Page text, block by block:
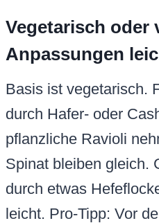
Vegetarisch oder
Anpassungen
Basis ist vegetarisch.
durch Hafer- oder
pflanzliche Ravioli
Spinat bleiben gleich.
durch etwas
leicht. Pro-Tipp: Vor